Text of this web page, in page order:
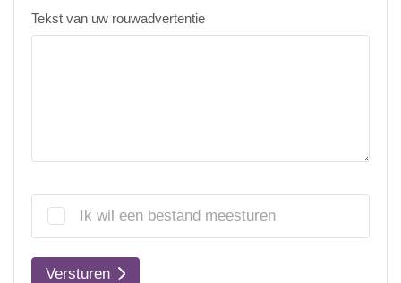
Tekst van uw rouwadvertentie
Ik wil een bestand meesturen
Versturen